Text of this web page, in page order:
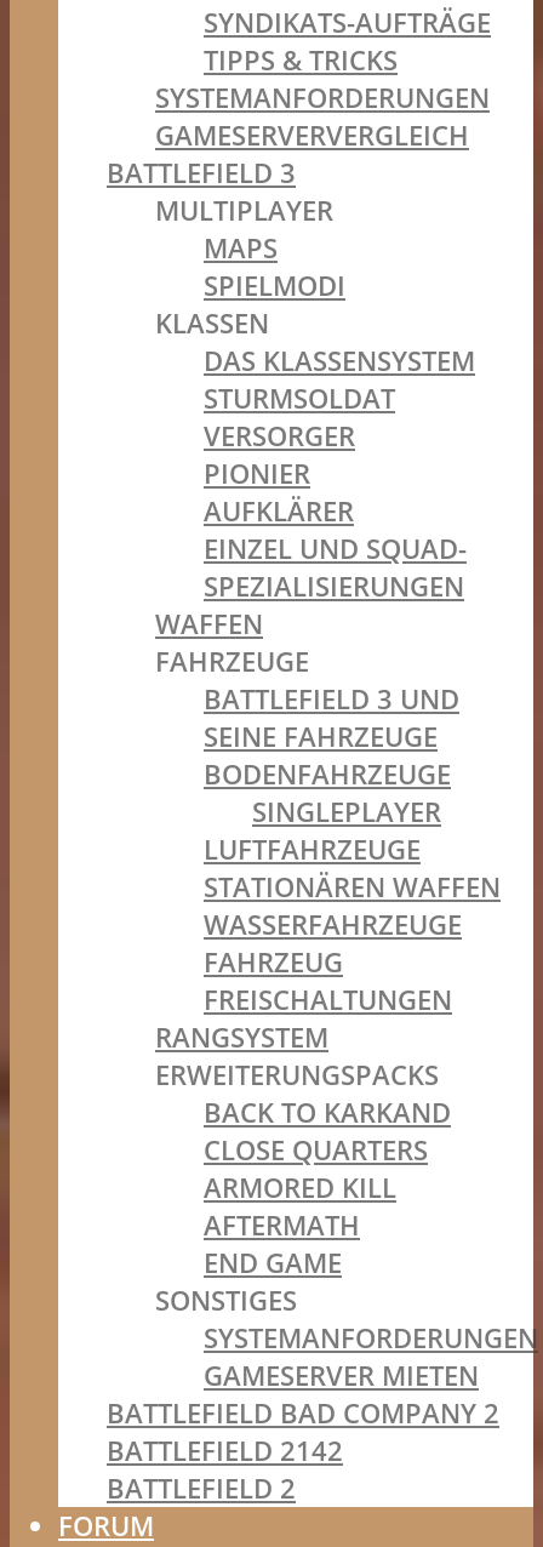
SYNDIKATS-AUFTRÄGE
TIPPS & TRICKS
SYSTEMANFORDERUNGEN
GAMESERVERVERGLEICH
BATTLEFIELD 3
MULTIPLAYER
MAPS
SPIELMODI
KLASSEN
DAS KLASSENSYSTEM
STURMSOLDAT
VERSORGER
PIONIER
AUFKLÄRER
EINZEL UND SQUAD-
SPEZIALISIERUNGEN
WAFFEN
FAHRZEUGE
BATTLEFIELD 3 UND
SEINE FAHRZEUGE
BODENFAHRZEUGE
SINGLEPLAYER
LUFTFAHRZEUGE
STATIONÄREN WAFFEN
WASSERFAHRZEUGE
FAHRZEUG
FREISCHALTUNGEN
RANGSYSTEM
ERWEITERUNGSPACKS
BACK TO KARKAND
CLOSE QUARTERS
ARMORED KILL
AFTERMATH
END GAME
SONSTIGES
SYSTEMANFORDERUNGEN
GAMESERVER MIETEN
BATTLEFIELD BAD COMPANY 2
BATTLEFIELD 2142
BATTLEFIELD 2
FORUM